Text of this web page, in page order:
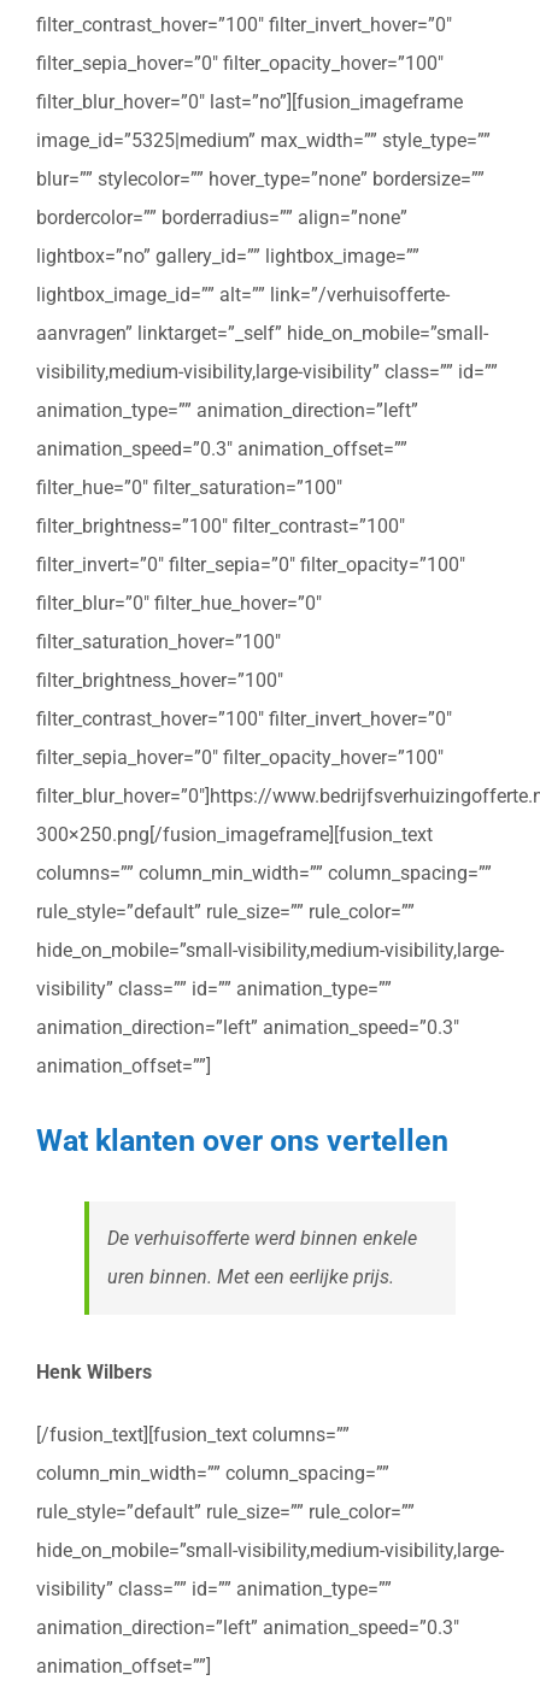
filter_contrast_hover=”100″ filter_invert_hover=”0″
filter_sepia_hover=”0″ filter_opacity_hover=”100″
filter_blur_hover=”0″ last=”no”][fusion_imageframe
image_id=”5325|medium” max_width=”” style_type=””
blur=”” stylecolor=”” hover_type=”none” bordersize=””
bordercolor=”” borderradius=”” align=”none”
lightbox=”no” gallery_id=”” lightbox_image=””
lightbox_image_id=”” alt=”” link=”/verhuisofferte-
aanvragen” linktarget=”_self” hide_on_mobile=”small-
visibility,medium-visibility,large-visibility” class=”” id=””
animation_type=”” animation_direction=”left”
animation_speed=”0.3″ animation_offset=””
filter_hue=”0″ filter_saturation=”100″
filter_brightness=”100″ filter_contrast=”100″
filter_invert=”0″ filter_sepia=”0″ filter_opacity=”100″
filter_blur=”0″ filter_hue_hover=”0″
filter_saturation_hover=”100″
filter_brightness_hover=”100″
filter_contrast_hover=”100″ filter_invert_hover=”0″
filter_sepia_hover=”0″ filter_opacity_hover=”100″
filter_blur_hover=”0″]https://
300×250.png[/fusion_imageframe][fusion_text
columns=”” column_min_width=”” column_spacing=””
rule_style=”default” rule_size=”” rule_color=””
hide_on_mobile=”small-visibility,medium-visibility,large-
visibility” class=”” id=”” animation_type=””
animation_direction=”left” animation_speed=”0.3″
animation_offset=””]
Wat klanten over ons vertellen
De verhuisofferte werd binnen enkele
uren binnen. Met een eerlijke prijs.
Henk Wilbers
[/fusion_text][fusion_text columns=””
column_min_width=”” column_spacing=””
rule_style=”default” rule_size=”” rule_color=””
hide_on_mobile=”small-visibility,medium-visibility,large-
visibility” class=”” id=”” animation_type=””
animation_direction=”left” animation_speed=”0.3″
animation_offset=””]